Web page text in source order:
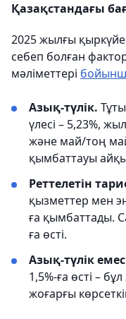
Қазақстандағы
2025 жылғы
себеп болған
мәліметтері
Азық-түлік.
үлесі – 5,23%,
және май/тоң
қымбаттауы
Реттелетін
қызметтер мен
ға қымбаттады.
ға өсті.
Азық-түлік
1,5%-ға өсті –
жоғарғы